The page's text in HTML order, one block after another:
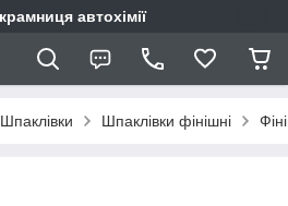
автохімії
Шпаклівки Шпаклівки фінішні